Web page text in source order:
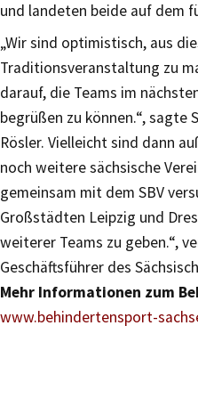
und landeten beide auf dem
„Wir sind optimistisch, aus
Traditionsveranstaltung zu
darauf, die Teams im
begrüßen zu können.“, sagte
Rösler. Vielleicht sind dann
noch weitere sächsische
gemeinsam mit dem SBV
Großstädten Leipzig und
weiterer Teams zu geben.“,
Geschäftsführer des
Mehr Informationen zum
www.behindertensport-